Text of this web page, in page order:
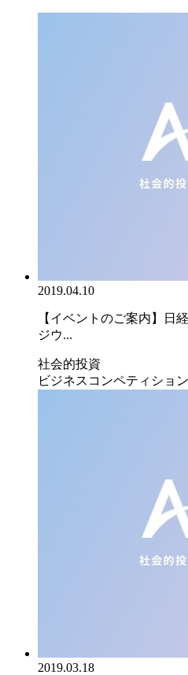
2019.04.10
【イベントのご案内】日
ジウ...
社会的投資
ビジネスコンペティション
2019.03.18